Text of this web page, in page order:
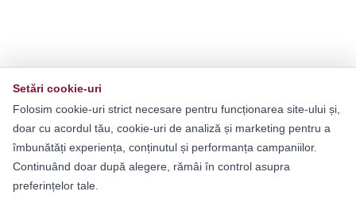
Setări cookie-uri
Folosim cookie-uri strict necesare pentru funcționarea site-ului și,
doar cu acordul tău, cookie-uri de analiză și marketing pentru a
îmbunătăți experiența, conținutul și performanța campaniilor.
Continuând doar după alegere, rămâi în control asupra
preferințelor tale.